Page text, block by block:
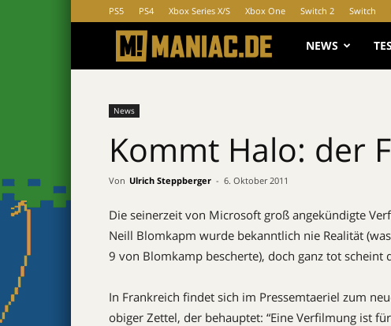
PS5 PS4 Xbox Series X/S Xbox One Switch 2 Switch
MANIAC.de
NEWS
News
Kommt Halo: der
Von Ulrich Steppberger - 6. Oktober 2011
Die seinerzeit von Microsoft groß angekündigte
Neill Blomkapm wurde bekanntlich nie Realität
9 von Blomkamp bescherte), doch ganz tot scheint
In Frankreich findet sich im Pressemtaeriel zum
obiger Zettel, der behauptet: “Eine Verfilmung ist